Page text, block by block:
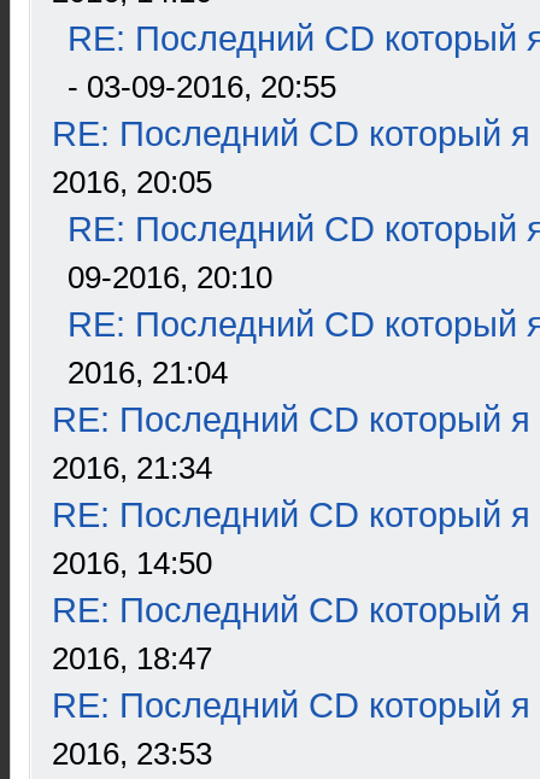
RE: Последний CD который
- 03-09-2016, 20:55
RE: Последний CD который я
2016, 20:05
RE: Последний CD который
09-2016, 20:10
RE: Последний CD который
2016, 21:04
RE: Последний CD который я
2016, 21:34
RE: Последний CD который я
2016, 14:50
RE: Последний CD который я
2016, 18:47
RE: Последний CD который я
2016, 23:53